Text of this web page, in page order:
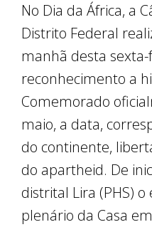
No Dia da África, a
Distrito Federal
manhã desta
reconhecimento a
Comemorado
maio, a data,
do continente,
do apartheid. De
distrital Lira (PHS)
plenário da Casa